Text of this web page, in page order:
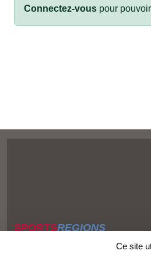
Connectez-vous pour
SPORTSREGIONS
Ce site